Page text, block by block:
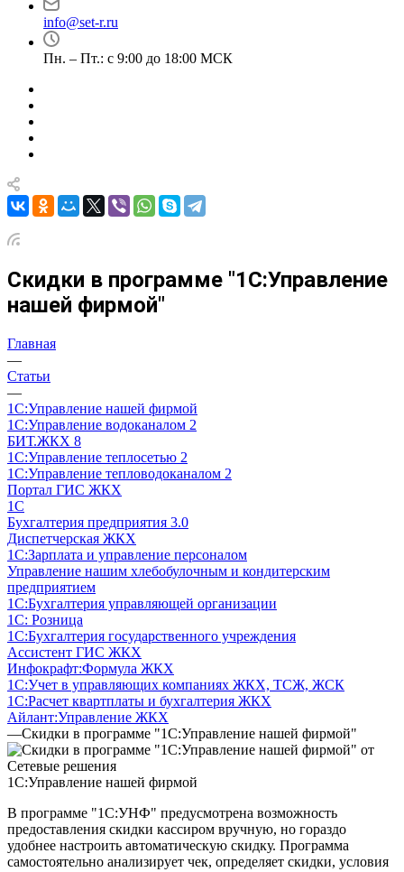
info@set-r.ru
Пн. – Пт.: с 9:00 до 18:00 МСК
Скидки в программе "1С:Управление
нашей фирмой"
Главная
—
Статьи
—
1С:Управление нашей фирмой
1С:Управление водоканалом 2
БИТ.ЖКХ 8
1С:Управление теплосетью 2
1С:Управление тепловодоканалом 2
Портал ГИС ЖКХ
1С
Бухгалтерия предприятия 3.0
Диспетчерская ЖКХ
1С:Зарплата и управление персоналом
Управление нашим хлебобулочным и кондитерским
предприятием
1С:Бухгалтерия управляющей организации
1С: Розница
1С:Бухгалтерия государственного учреждения
Ассистент ГИС ЖКХ
Инфокрафт:Формула ЖКХ
1С:Учет в управляющих компаниях ЖКХ, ТСЖ, ЖСК
1С:Расчет квартплаты и бухгалтерия ЖКХ
Айлант:Управление ЖКХ
—Скидки в программе "1С:Управление нашей фирмой"
1С:Управление нашей фирмой
В программе "1С:УНФ" предусмотрена возможность
предоставления скидки кассиром вручную, но гораздо
удобнее настроить автоматическую скидку. Программа
самостоятельно анализирует чек, определяет скидки, условия